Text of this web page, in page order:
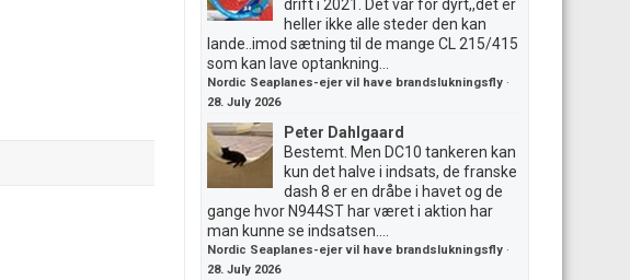
drift i 2021. Det var for dyrt,,det er
heller ikke alle steder den kan
lande..imod sætning til de mange CL 215/415
som kan lave optankning...
Nordic Seaplanes-ejer vil have brandslukningsfly ·
28. July 2026
Peter Dahlgaard
Bestemt. Men DC10 tankeren kan
kun det halve i indsats, de franske
dash 8 er en dråbe i havet og de
gange hvor N944ST har været i aktion har
man kunne se indsatsen....
Nordic Seaplanes-ejer vil have brandslukningsfly ·
28. July 2026